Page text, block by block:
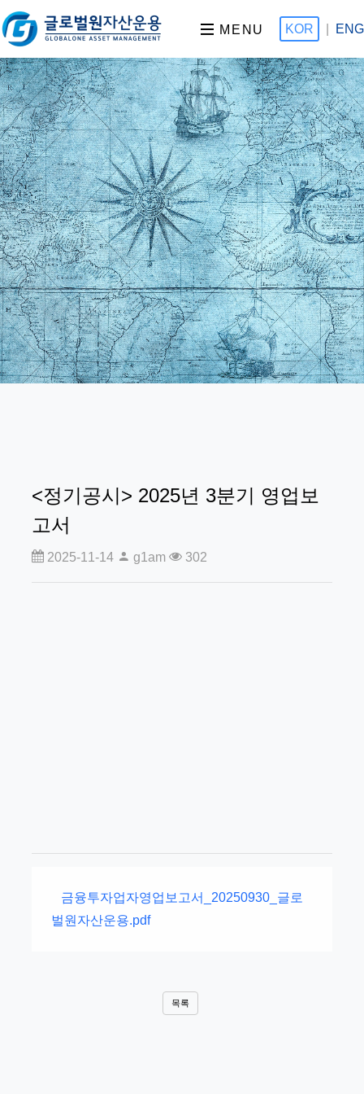
MENU KOR ENG
<정기공시> 2025년 3분기 영업보
고서
2025-11-14 g1am 302
금융투자업자영업보고서_20250930_글로
벌원자산운용.pdf
목록